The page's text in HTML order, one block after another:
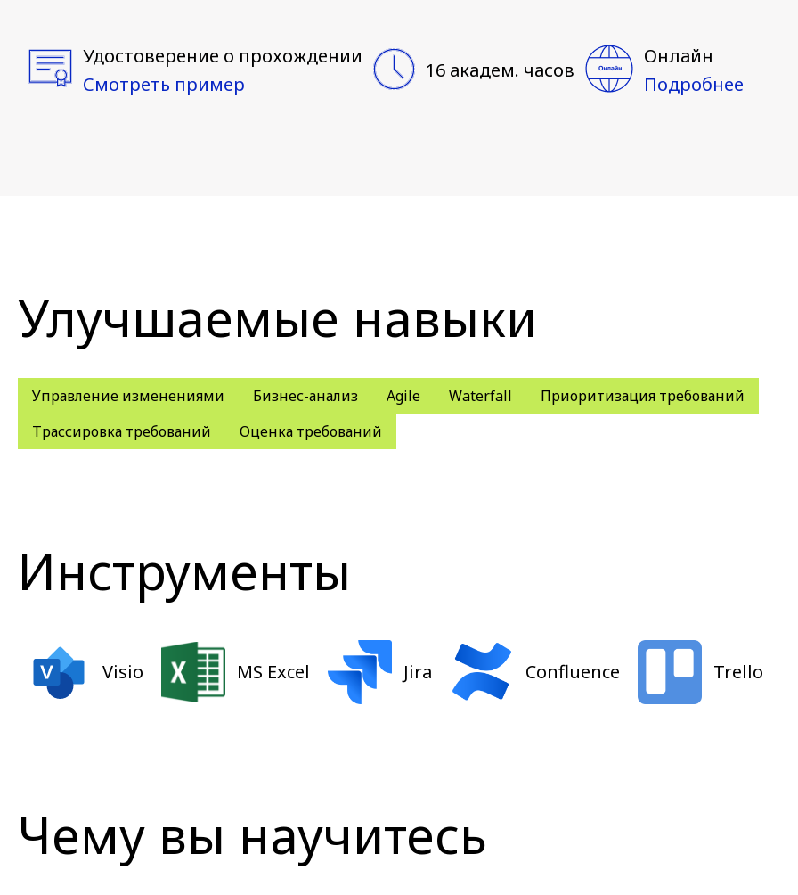
Удостоверение о прохождении
Смотреть пример
16 академ. часов
Онлайн
Подробнее
Улучшаемые навыки
Управление изменениями Бизнес-анализ Agile Waterfall
Приоритизация требований
Трассировка требований
Оценка требований
Инструменты
Visio MS Excel Jira Confluence Trello
Чему вы научитесь